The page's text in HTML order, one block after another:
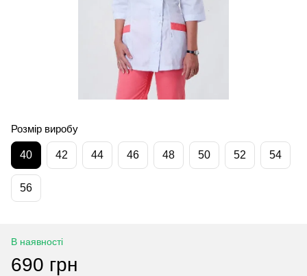
Розмір виробу
40 42 44 46 48 50 52 54
56
В наявності
690 грн